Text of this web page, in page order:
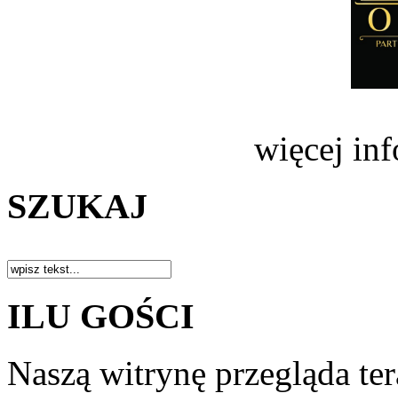
więcej
SZUKAJ
ILU GOŚCI
Naszą witrynę przegląda